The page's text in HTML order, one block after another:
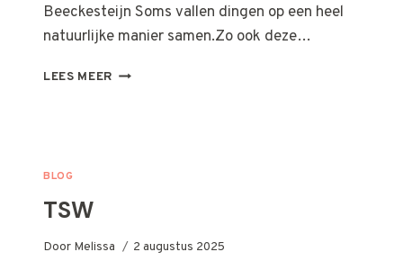
Beeckesteijn Soms vallen dingen op een heel
natuurlijke manier samen.Zo ook deze…
LEES MEER NIEUWE
BLOG
TSW
Door Melissa 2 augustus 2025